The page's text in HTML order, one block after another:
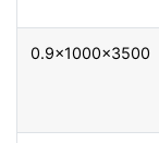
0.9x1000x3500